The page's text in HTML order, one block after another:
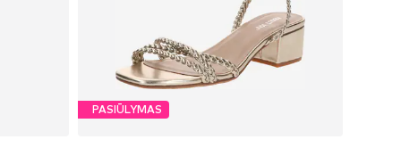
PASIŪLYMAS